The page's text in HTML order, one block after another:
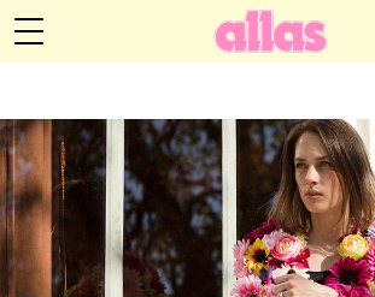
Hälsa
Relationer
Anna María Larssons blogg
Hem
Om Anna María
Arkiv
Kontakt